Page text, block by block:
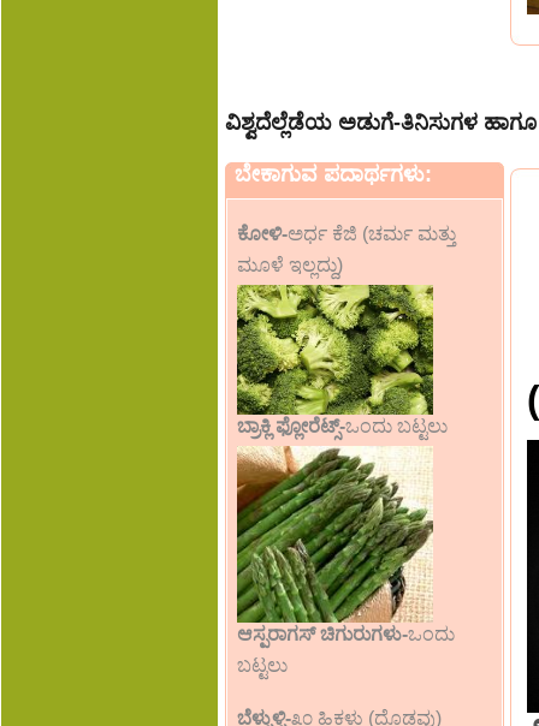
ವಿಶ್ವದೆಲ್ಲೆಡೆಯ ಅಡುಗೆ-ತಿನಿಸುಗಳ
ಬೇಕಾಗುವ ಪದಾರ್ಥಗಳು:
ಕೋಳಿ-ಅರ್ಧ ಕೆಜಿ (ಚರ್ಮ ಮತ್ತು
ಮೂಳೆ ಇಲ್ಲದ್ದು)
ಬ್ರಾಕ್ಲಿ ಫ್ಲೋರೆಟ್ಸ್-ಒಂದು ಬಟ್ಟಲು
ಆಸ್ಪರಾಗಸ್ ಚಿಗುರುಗಳು-ಒಂದು
ಬಟ್ಟಲು
ಬೆಳ್ಳುಳ್ಳಿ-೩೦ ಹಿಕಳು (ದೊಡ್ಡವು)